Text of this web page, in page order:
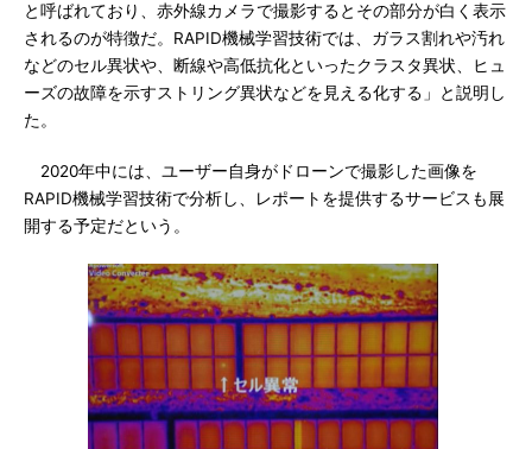
と呼ばれており、赤外線カメラで撮影するとその部分が白く表示
されるのが特徴だ。RAPID機械学習技術では、ガラス割れや汚れ
などのセル異状や、断線や高低抗化といったクラスタ異状、ヒュ
ーズの故障を示すストリング異状などを見える化する」と説明し
た。
2020年中には、ユーザー自身がドローンで撮影した画像を
RAPID機械学習技術で分析し、レポートを提供するサービスも展
開する予定だという。